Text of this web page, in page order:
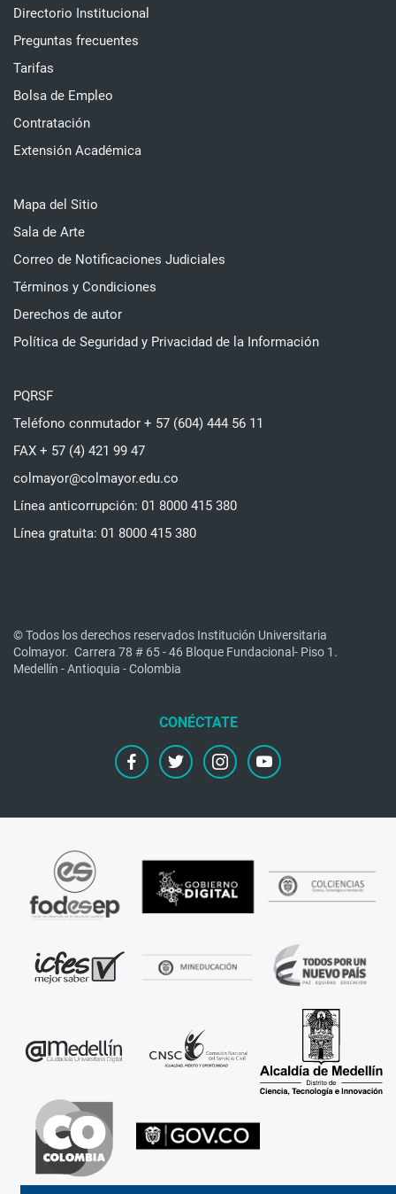
Directorio Institucional
Preguntas frecuentes
Tarifas
Bolsa de Empleo
Contratación
Extensión Académica
Mapa del Sitio
Sala de Arte
Correo de Notificaciones Judiciales
Términos y Condiciones
Derechos de autor
Política de Seguridad y Privacidad de la Información
PQRSF
Teléfono conmutador + 57 (604) 444 56 11
FAX + 57 (4) 421 99 47
colmayor@colmayor.edu.co
Línea anticorrupción: 01 8000 415 380
Línea gratuita: 01 8000 415 380
© Todos los derechos reservados Institución Universitaria
Colmayor. Carrera 78 # 65 - 46 Bloque Fundacional- Piso 1.
Medellín - Antioquia - Colombia